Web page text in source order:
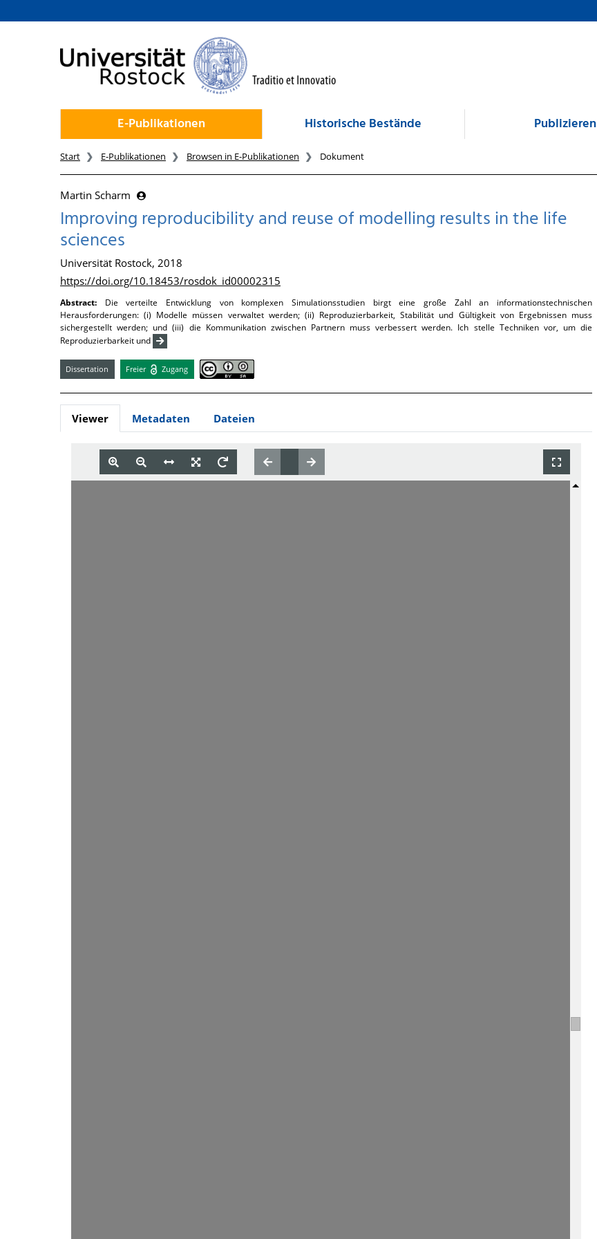
zum Inhalt
E-Publikationen Historische Bestände Publizieren
Start E-Publikationen Browsen in E-Publikationen Dokument
Martin Scharm
Improving reproducibility and reuse of modelling results in the life
sciences
Universität Rostock, 2018
https://doi.org/10.18453/rosdok_id00002315
Abstract: Die verteilte Entwicklung von komplexen Simulationsstudien birgt eine große Zahl an informationstechnischen
Herausforderungen: (i) Modelle müssen verwaltet werden; (ii) Reproduzierbarkeit, Stabilität und Gültigkeit von Ergebnissen muss
sichergestellt werden; und (iii) die Kommunikation zwischen Partnern muss verbessert werden. Ich stelle Techniken vor, um die
Reproduzierbarkeit und
Dissertation Freier Zugang
Viewer Metadaten Dateien